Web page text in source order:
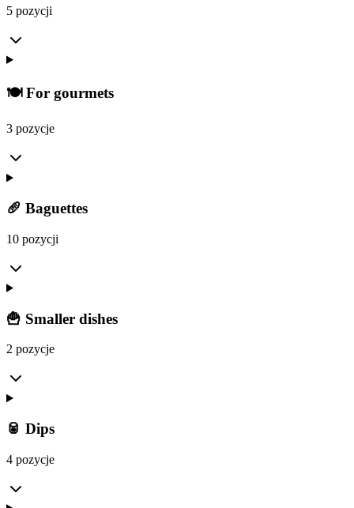
5 pozycji
🍽️ For gourmets
3 pozycje
🥖 Baguettes
10 pozycji
🍟 Smaller dishes
2 pozycje
🥫 Dips
4 pozycje